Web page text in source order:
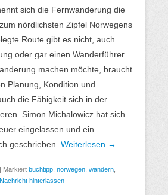
sich die Fernwanderung die
nördlichsten Zipfel Norwegens
Route gibt es nicht, auch
oder gar einen Wanderführer.
machen möchte, braucht
Planung, Kondition und
die Fähigkeit sich in der
Simon Michalowicz hat sich
eingelassen und ein
geschrieben. Weiterlesen →
Markiert buchtipp, norwegen, wandern,
hinterlassen